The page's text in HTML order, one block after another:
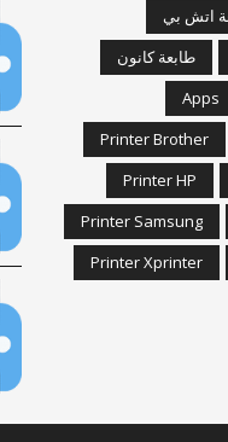
اتش بي
طابعة كانون
Apps
Printer Brother
Printer HP
Printer Samsung
Printer Xprinter